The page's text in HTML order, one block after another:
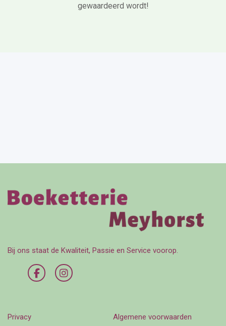
gewaardeerd wordt!
Bij ons staat de Kwaliteit, Passie en Service voorop.
Privacy Algemene voorwaarden